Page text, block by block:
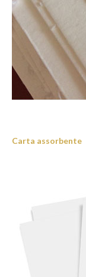
Carta assorbente